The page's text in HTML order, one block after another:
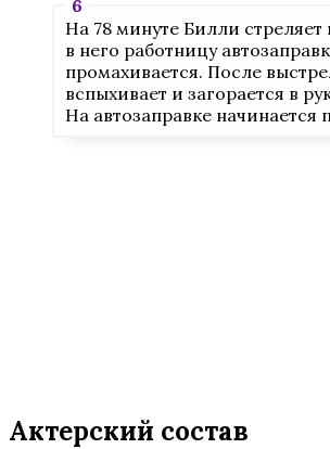
На 78 минуте Билли
в него работницу
промахивается. После
вспыхивает и загорается в
На автозаправке начинается
Актерский состав